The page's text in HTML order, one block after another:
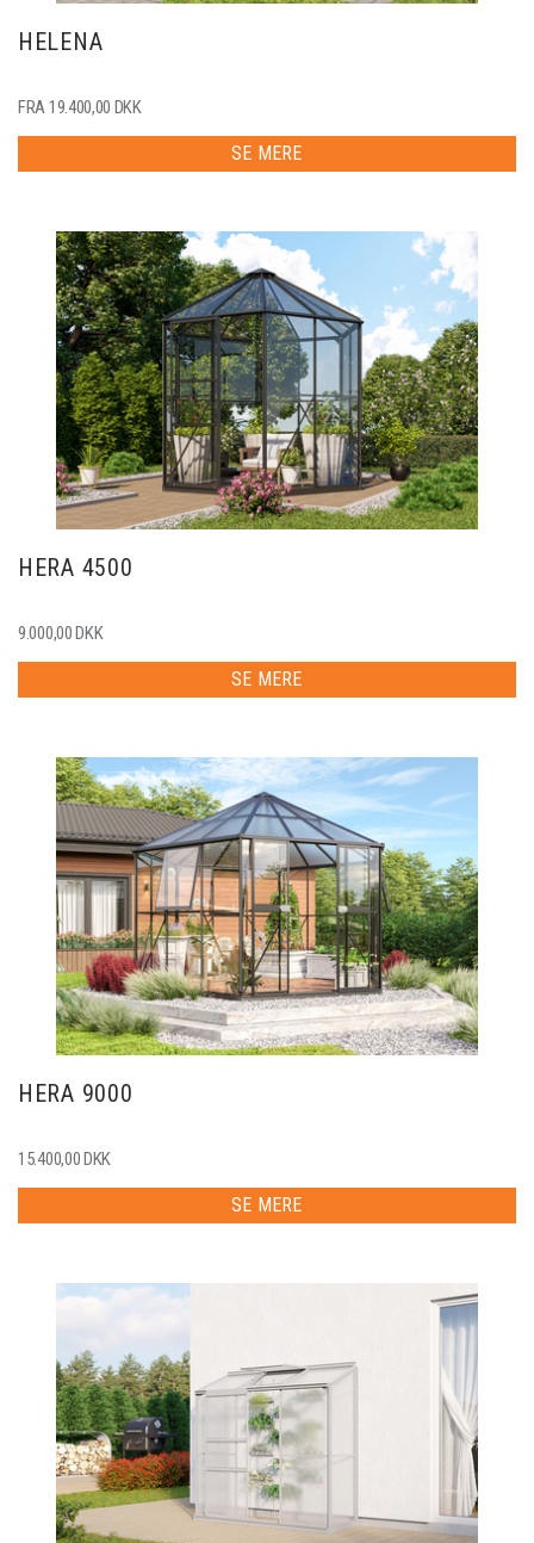
HELENA
FRA 19.400,00 DKK
SE MERE
HERA 4500
9.000,00 DKK
SE MERE
HERA 9000
15.400,00 DKK
SE MERE